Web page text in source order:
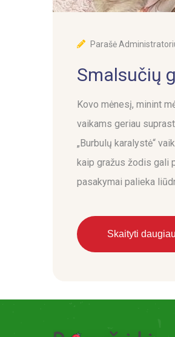
Parašė
Smalsučių
Kovo mėnesį, minint
vaikams geriau
„Burbulų karalystė“
kaip gražus žodis gali
pasakymai palieka
Skaityti daugiau